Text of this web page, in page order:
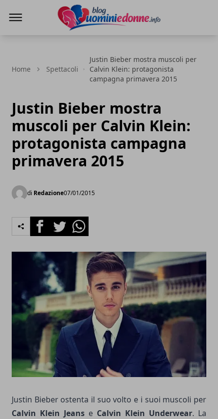
Home Spettacoli
Justin Bieber mostra muscoli per
Calvin Klein: protagonista
campagna primavera 2015
Justin Bieber mostra
muscoli per Calvin Klein:
protagonista campagna
primavera 2015
di Redazione07/01/2015
FacebookTwitterWhatsapp
Justin Bieber ostenta il suo volto e i suoi muscoli per
Calvin Klein Jeans e Calvin Klein Underwear. La